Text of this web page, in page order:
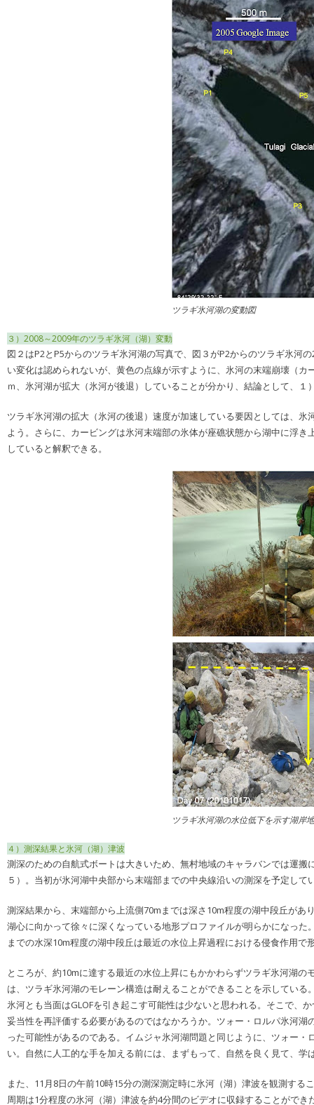
ツラギ氷河湖の変動図
３）2008～2009年のツラギ氷河（湖）変動
図２はP2とP5からのツラギ氷河湖の写真で、図３がP2からのツラギ氷河
い変化は認められないが、黄色の点線が示すように、氷河の末端崩壊（
ｍ、氷河湖が拡大（氷河が後退）していることが分かり、結論として、
ツラギ氷河湖の拡大（氷河の後退）速度が加速している要因としては、
よう。さらに、カービングは氷河末端部の氷体が座礁状態から湖中に浮
していると解釈できる。
ツラギ氷河湖の水位低下を示す湖岸
４）測深結果と氷河（湖）津波
測深のための自航式ボートは大きいため、無村地域のキャラバンでは運
５）。当初が氷河湖中央部から末端部までの中央線沿いの測深を予定し
測深結果から、末端部から上流側70mまでは深さ10m程度の湖中段丘が
湖心に向かって徐々に深くなっている地形プロファイルが明らかになっ
までの水深10m程度の湖中段丘は最近の水位上昇過程における侵食作用で
ところが、約10mに達する最近の水位上昇にもかかわらずツラギ氷河湖
は、ツラギ氷河湖のモレーン構造は耐えることができることを示してい
氷河とも当面はGLOFを引き起こす可能性は少ないと思われる。そこで、
妥当性を再評価する必要があるのではなかろうか。ツォー・ロルパ氷河
った可能性があるのである。イムジャ氷河湖問題と同じように、ツォー
い。自然に人工的な手を加える前には、まずもって、自然を良く見て、学
また、11月8日の午前10時15分の測深測定時に氷河（湖）津波を観測す
周期は1分程度の氷河（湖）津波を約4分間のビデオに収録することがで